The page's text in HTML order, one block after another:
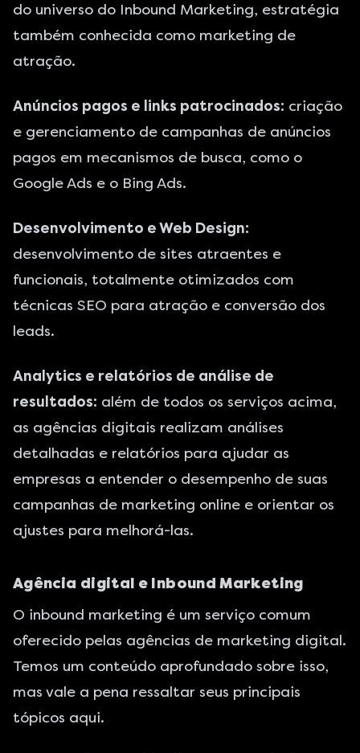
do universo do Inbound Marketing, estratégia
também conhecida como marketing de
atração.
Anúncios pagos e links patrocinados: criação
e gerenciamento de campanhas de anúncios
pagos em mecanismos de busca, como o
Google Ads e o Bing Ads.
Desenvolvimento e Web Design:
desenvolvimento de sites atraentes e
funcionais, totalmente otimizados com
técnicas SEO para atração e conversão dos
leads.
Analytics e relatórios de análise de
resultados: além de todos os serviços acima,
as agências digitais realizam análises
detalhadas e relatórios para ajudar as
empresas a entender o desempenho de suas
campanhas de marketing online e orientar os
ajustes para melhorá-las.
Agência digital e Inbound Marketing
O inbound marketing é um serviço comum
oferecido pelas agências de marketing digital.
Temos um conteúdo aprofundado sobre isso,
mas vale a pena ressaltar seus principais
tópicos aqui.